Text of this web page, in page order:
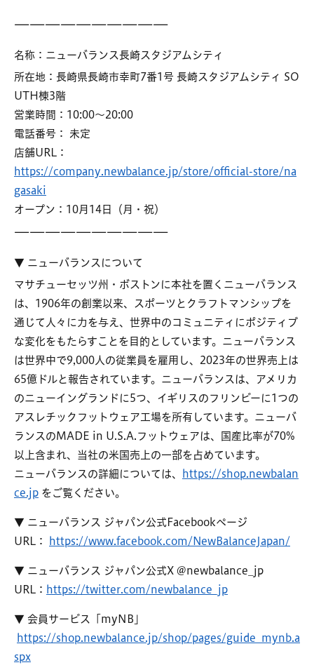
――――――――――
名称：ニューバランス長崎スタジアムシティ
所在地：長崎県長崎市幸町7番1号 長崎スタジアムシティ SO
UTH棟3階
営業時間：10:00〜20:00
電話番号： 未定
店舗URL：
https://company.newbalance.jp/store/official-store/na
gasaki
オープン：10月14日（月・祝）
――――――――――
▼ ニューバランスについて
マサチューセッツ州・ボストンに本社を置くニューバランス
は、1906年の創業以来、スポーツとクラフトマンシップを
通じて人々に力を与え、世界中のコミュニティにポジティブ
な変化をもたらすことを目的としています。ニューバランス
は世界中で9,000人の従業員を雇用し、2023年の世界売上は
65億ドルと報告されています。ニューバランスは、アメリカ
のニューイングランドに5つ、イギリスのフリンビーに1つの
アスレチックフットウェア工場を所有しています。ニューバ
ランスのMADE in U.S.A.フットウェアは、国産比率が70%
以上含まれ、当社の米国売上の一部を占めています。
ニューバランスの詳細については、
https://shop.newbalan
ce.jp をご覧ください。
▼ ニューバランス ジャパン公式Facebookページ
URL：
https://www.facebook.com/NewBalanceJapan/
▼ ニューバランス ジャパン公式X @newbalance_jp
URL： https://twitter.com/newbalance_jp
▼ 会員サービス「myNB」
https://shop.newbalance.jp/shop/pages/guide_mynb.a
spx